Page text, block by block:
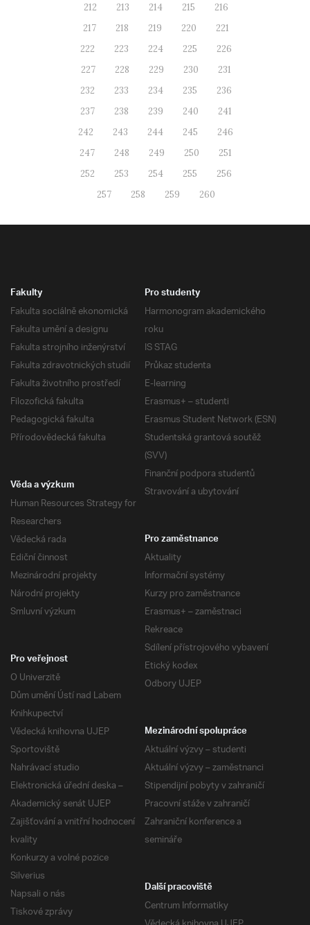
212
213 214 215
216
217
218 219 220
221
222
223 224 225
226
227
228 229 230
231
232
233 234 235
236
237
238 239 240
241
242
243 244 245
246
247
248 249 250
251
252
253 254 255
256
257
258 259 260
Fakulty
Fakulta sociálně ekonomická
Fakulta umění a designu
Fakulta strojního inženýrství
Fakulta zdravotnických studií
Fakulta životního prostředí
Filozofická fakulta
Pedagogická fakulta
Přírodovědecká fakulta
Pro studenty
Harmonogram akademického
roku
IS STAG
Průkaz studenta
E-learning
Erasmus+ – studenti
Erasmus Student Network (ESN)
Studentská grantová soutěž
(SVV)
Finanční podpora studentů
Stravování a ubytování
Věda a výzkum
Human Resources Strategy for
Researchers
Vědecká rada
Ediční činnost
Mezinárodní projekty
Národní projekty
Smluvní výzkum
Pro zaměstnance
Aktuality
Informační systémy
Kurzy pro zaměstnance
Erasmus+ – zaměstnaci
Rekreace
Sdílení přístrojového vybavení
Etický kodex
Odbory UJEP
Pro veřejnost
O Univerzitě
Dům umění Ústí nad Labem
Knihkupectví
Vědecká knihovna UJEP
Sportoviště
Nahrávací studio
Elektronická úřední deska –
Akademický senát UJEP
Zajišťování a vnitřní hodnocení
kvality
Konkurzy a volné pozice
Silverius
Napsali o nás
Tiskové zprávy
Mezinárodní spolupráce
Aktuální výzvy – studenti
Aktuální výzvy – zaměstnanci
Stipendijní pobyty v zahraničí
Pracovní stáže v zahraničí
Zahraniční konference a
semináře
Další pracoviště
Centrum Informatiky